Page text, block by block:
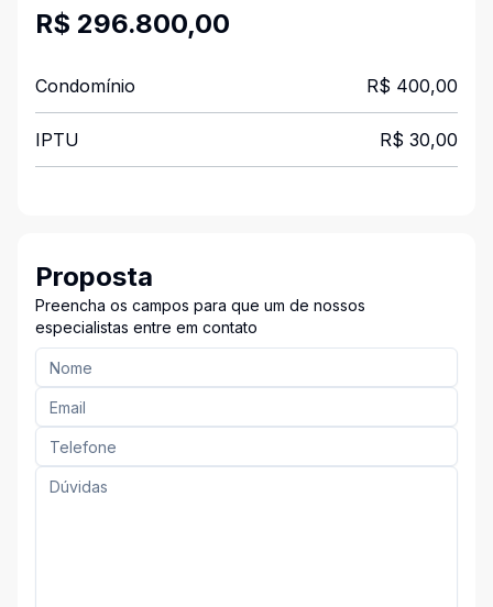
R$ 296.800,00
Condomínio R$ 400,00
IPTU R$ 30,00
Proposta
Preencha os campos para que um de nossos
especialistas entre em contato